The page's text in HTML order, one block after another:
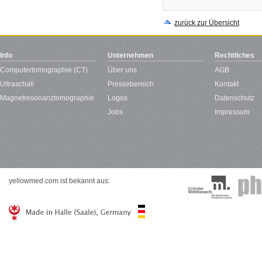
zurück zur Übersicht
Info
Computertomographie (CT)
Ultraschall
Magnetresonanztomographie
Unternehmen
Über uns
Pressebereich
Logos
Jobs
Rechtliches
AGB
Kontakt
Datenschutz
Impressum
yellowmed.com ist bekannt aus: